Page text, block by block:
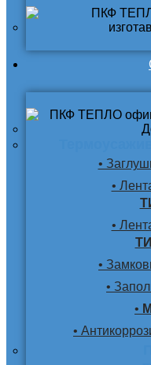
•
•
•
•
•
•
•